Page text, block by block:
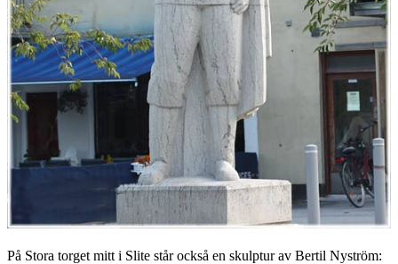
På Stora torget mitt i Slite står också en skulptur av Bertil Nyström: